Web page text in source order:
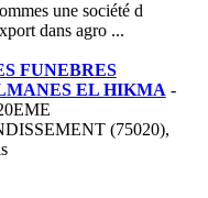
une société d
dans agro ...
FUNEBRES
EL HIKMA -
(75020),